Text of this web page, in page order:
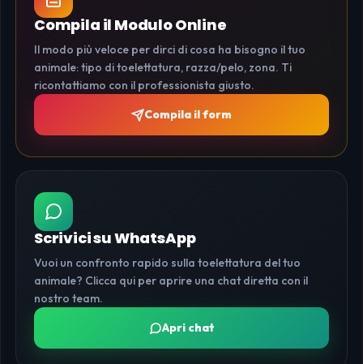
Compila il Modulo Online
Il modo più veloce per dirci di cosa ha bisogno il tuo
animale: tipo di toelettatura, razza/pelo, zona. Ti
ricontattiamo con il professionista giusto.
Compila il form
Scrivici su WhatsApp
Vuoi un confronto rapido sulla toelettatura del tuo
animale? Clicca qui per aprire una chat diretta con il
nostro team.
Apri chat